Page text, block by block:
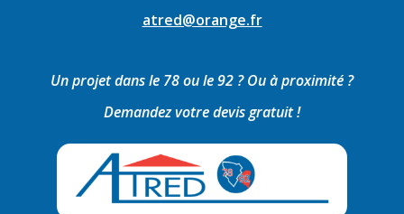
atred@orange.fr
Un projet dans le 78 ou le 92 ? Ou à proximité ?
Demandez votre devis gratuit !